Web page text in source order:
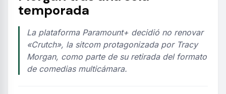
temporada
La plataforma Paramount+ decidió no renovar
«Crutch», la sitcom protagonizada por Tracy
Morgan, como parte de su retirada del formato
de comedias multicámara.